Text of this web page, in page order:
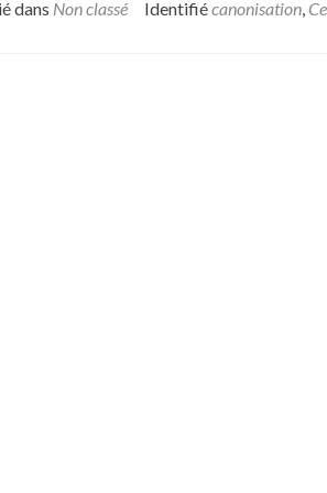
dans Non classé Identifiécanonisation,